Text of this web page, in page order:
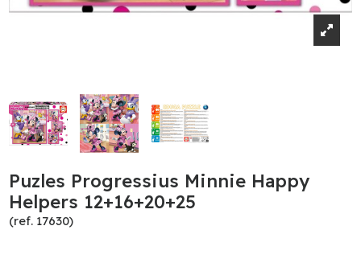
Puzles Progressius Minnie Happy
Helpers 12+16+20+25
(ref. 17630)